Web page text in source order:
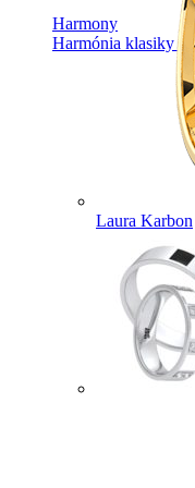
Harmony
Harmónia klasiky a
Laura Karbon